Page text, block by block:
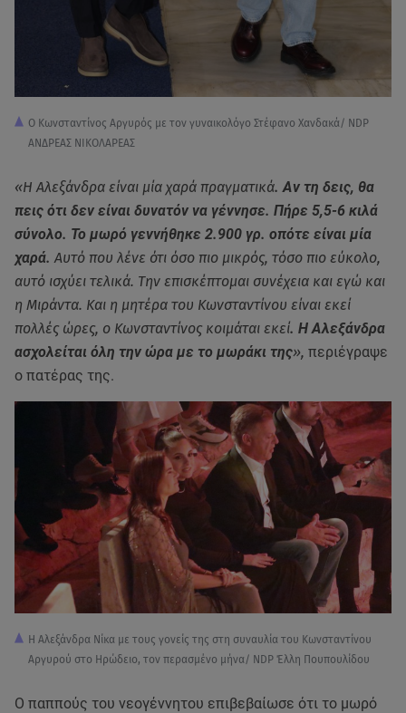
Ο Κωνσταντίνος Αργυρός με τον γυναικολόγο Στέφανο Χανδακά/ NDP
ΑΝΔΡΕΑΣ ΝΙΚΟΛΑΡΕΑΣ
«Η Αλεξάνδρα είναι μία χαρά πραγματικά. Αν τη δεις, θα
πεις ότι δεν είναι δυνατόν να γέννησε. Πήρε 5,5-6 κιλά
σύνολο. Το μωρό γεννήθηκε 2.900 γρ. οπότε είναι μία
χαρά.Αυτό που λένε ότι όσο πιο μικρός, τόσο πιο εύκολο,
αυτό ισχύει τελικά. Την επισκέπτομαι συνέχεια και εγώ και
η Μιράντα. Και η μητέρα του Κωνσταντίνου είναι εκεί
πολλές ώρες, ο Κωνσταντίνος κοιμάται εκεί. Η Αλεξάνδρα
ασχολείται όλη την ώρα με το μωράκι της», περιέγραψε
ο πατέρας της.
Η Αλεξάνδρα Νίκα με τους γονείς της στη συναυλία του Κωνσταντίνου
Αργυρού στο Ηρώδειο, τον περασμένο μήνα/ NDP Έλλη Πουπουλίδου
Ο παππούς του νεογέννητου επιβεβαίωσε ότι το μωρό